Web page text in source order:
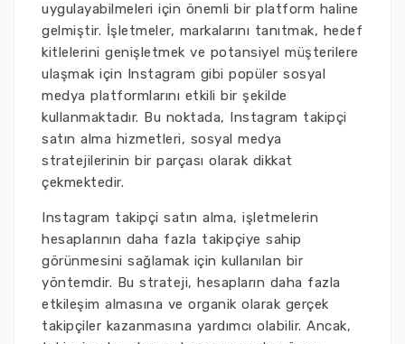
uygulayabilmeleri için önemli bir platform haline
gelmiştir. İşletmeler, markalarını tanıtmak, hedef
kitlelerini genişletmek ve potansiyel müşterilere
ulaşmak için Instagram gibi popüler sosyal
medya platformlarını etkili bir şekilde
kullanmaktadır. Bu noktada, Instagram takipçi
satın alma hizmetleri, sosyal medya
stratejilerinin bir parçası olarak dikkat
çekmektedir.
Instagram takipçi satın alma, işletmelerin
hesaplarının daha fazla takipçiye sahip
görünmesini sağlamak için kullanılan bir
yöntemdir. Bu strateji, hesapların daha fazla
etkileşim almasına ve organik olarak gerçek
takipçiler kazanmasına yardımcı olabilir. Ancak,